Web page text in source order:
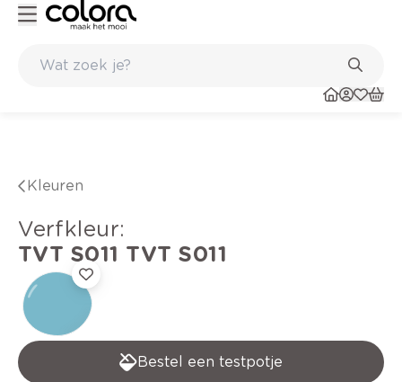
Kleuren
verfkleur:
TVT S011 TVT S011
Bestel een testpotje